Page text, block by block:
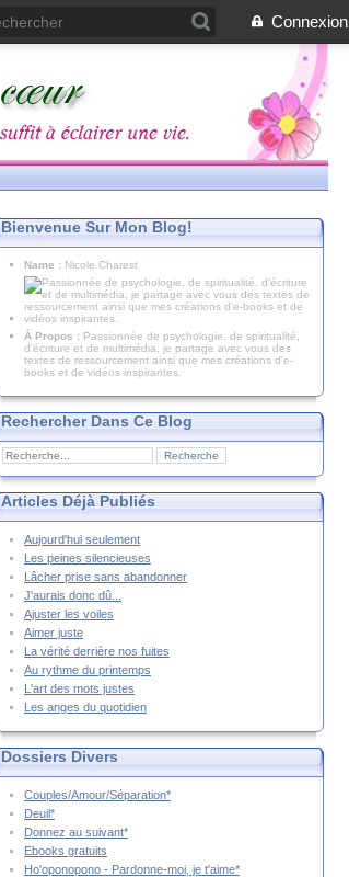
Connexion
Bienvenue Sur Mon Blog!
Name : Nicole Charest
À Propos : Passionnée de psychologie, de spiritualité,
d'écriture et de multimédia, je partage avec vous des
textes de ressourcement ainsi que mes créations d'e-
books et de vidéos inspirantes.
Rechercher Dans Ce Blog
Articles Déjà Publiés
Aujourd'hui seulement
Les peines silencieuses
Lâcher prise sans abandonner
J'aurais donc dû...
Ajuster les voiles
Aimer juste
La vérité derrière nos fuites
Au rythme du printemps
L'art des mots justes
Les anges du quotidien
Dossiers Divers
Couples/Amour/Séparation*
Deuil*
Donnez au suivant*
Ebooks gratuits
Ho'oponopono - Pardonne-moi, je t'aime*